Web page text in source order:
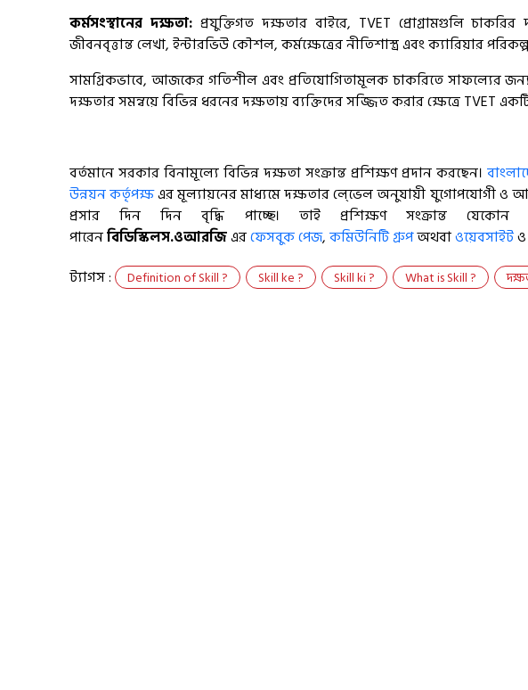
কর্মসংস্থানের দক্ষতা:প্রযুক্তিগত দক্ষতার বাইরে, TVET প্রোগ্রামগুলি
জীবনবৃত্তান্ত লেখা, ইন্টারভিউ কৌশল, কর্মক্ষেত্রের নীতিশাস্ত্র এবং ক্যারিয়ার
সামগ্রিকভাবে, আজকের গতিশীল এবং প্রতিযোগিতামূলক চাকরিতে সাফল্যের
দক্ষতার সমন্বয়ে বিভিন্ন ধরনের দক্ষতায় ব্যক্তিদের সজ্জিত করার ক্ষেত্রে TVET
বর্তমানে সরকার বিনামূল্যে বিভিন্ন দক্ষতা সংক্রান্ত প্রশিক্ষণ প্রদান করছেন।
উন্নয়ন কর্তৃপক্ষএর মূল্যায়নের মাধ্যমে দক্ষতার লে্ভেল অনুযায়ী যুগোপযোগী ও
প্রসার দিন দিন বৃদ্ধি পাচ্ছে। তাই প্রশিক্ষণ সংক্রান্ত
পারেনবিডিস্কিলস.ওআরজিএরফেসবুক পেজ,কমিউনিটি গ্রুপঅথবাওয়েবসাইটও
ট্যাগস :
Definition of Skill ? ‍Skill ke ? Skill ki ? What is Skill ?